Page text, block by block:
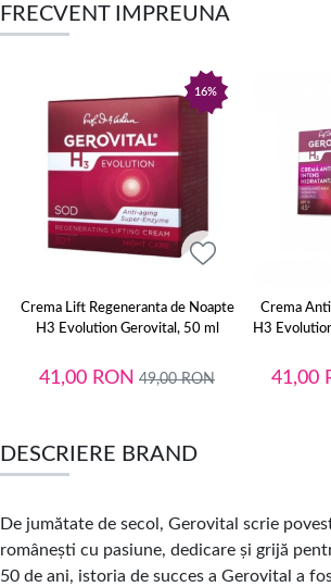
FRECVENT IMPREUNA
16%
Crema Lift Regeneranta de Noapte
H3 Evolution Gerovital, 50 ml
41,00 RON 49,00RON
Crema
H3
41,00
DESCRIERE BRAND
De jumătate de secol, Gerovital scrie
româneşti cu pasiune, dedicare şi grijă
50 de ani, istoria de succes a Gerovital a